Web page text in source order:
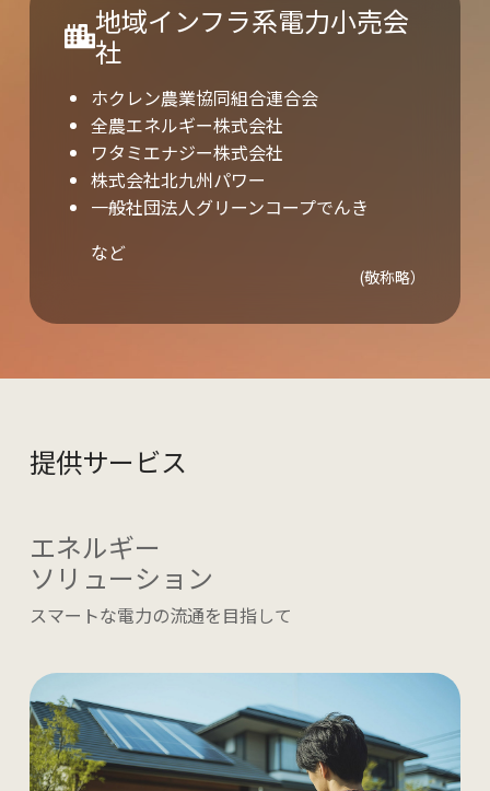
地域インフラ系電力小売会
社
ホクレン農業協同組合連合会
全農エネルギー株式会社
ワタミエナジー株式会社
株式会社北九州パワー
一般社団法人グリーンコープでんき
など
(敬称略）
提供サービス
エネルギー
ソリューション
スマートな電力の流通を目指して